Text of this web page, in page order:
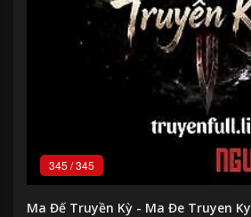
345 /345
Ma Đế Truyền Kỳ - Ma Đe Truyen Ky